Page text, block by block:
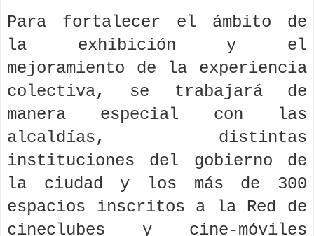
Para fortalecer el ámbito de
la exhibición y el
mejoramiento de la experiencia
colectiva, se trabajará de
manera especial con las
alcaldías, distintas
instituciones del gobierno de
la ciudad y los más de 300
espacios inscritos a la Red de
cineclubes y cine-móviles